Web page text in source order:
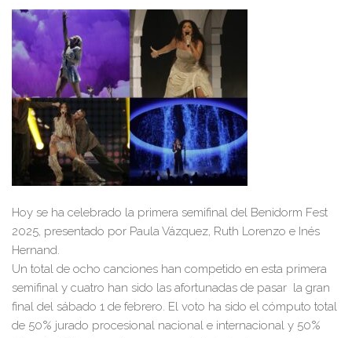
Hoy se ha celebrado la primera semifinal del Benidorm Fest
2025, presentado por Paula Vázquez, Ruth Lorenzo e Inés
Hernand.
Un total de ocho canciones han competido en esta primera
semifinal y cuatro han sido las afortunadas de pasar la gran
final del sábado 1 de febrero. El voto ha sido el cómputo total
de 50% jurado procesional nacional e internacional y 50%